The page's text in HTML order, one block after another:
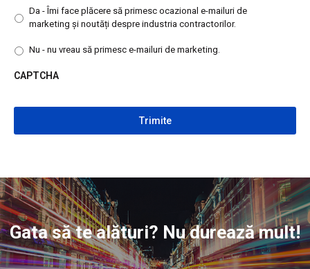
Da - Îmi face plăcere să primesc ocazional e-mailuri de
marketing și noutăți despre industria contractorilor.
Nu - nu vreau să primesc e-mailuri de marketing.
CAPTCHA
Gata să te alături? Nu durează mult!